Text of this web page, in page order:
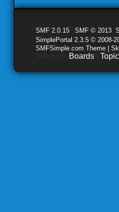
SMF 2.0.15 SMF © 2013
SimplePortal 2.3.5 © 2008-
SMFSimple.com Theme |
Boards